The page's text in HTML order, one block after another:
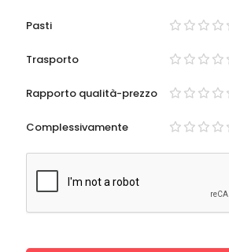
Pasti
Trasporto
Rapporto qualità-prezzo
Complessivamente